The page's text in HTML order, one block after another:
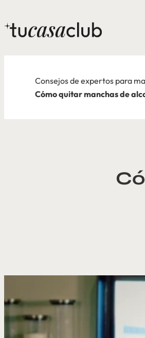
Consejos de expertos para
Cómo quitar manchas de